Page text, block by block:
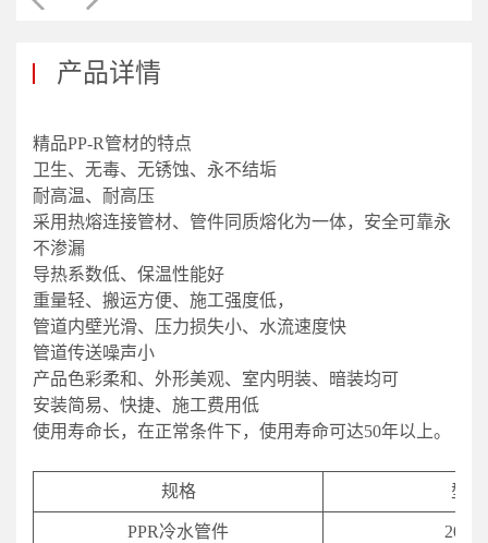
产品详情
精品PP-R管材的特点
卫生、无毒、无锈蚀、永不结垢
耐高温、耐高压
采用热熔连接管材、管件同质熔化为一体，安全可靠永
不渗漏
导热系数低、保温性能好
重量轻、搬运方便、施工强度低，
管道内壁光滑、压力损失小、水流速度快
管道传送噪声小
产品色彩柔和、外形美观、室内明装、暗装均可
安装简易、快捷、施工费用低
使用寿命长，在正常条件下，使用寿命可达50年以上。
规格 型号
PPR冷水管件 20-